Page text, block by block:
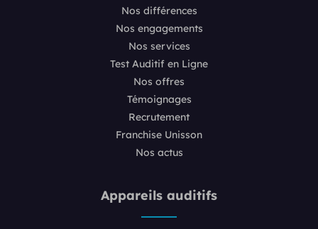
Nos différences
Nos engagements
Nos services
Test Auditif en Ligne
Nos offres
Témoignages
Recrutement
Franchise Unisson
Nos actus
Appareils auditifs